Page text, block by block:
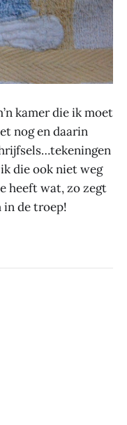
kamer die ik moet
nog en daarin
die ook niet weg
heeft wat, zo zegt
in de troep!